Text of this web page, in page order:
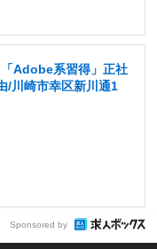
「Adobe系習得」正社
/川崎市幸区新川通1
Sponsored by